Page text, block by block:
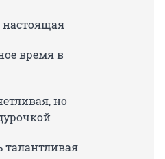
время в
но
талантливая